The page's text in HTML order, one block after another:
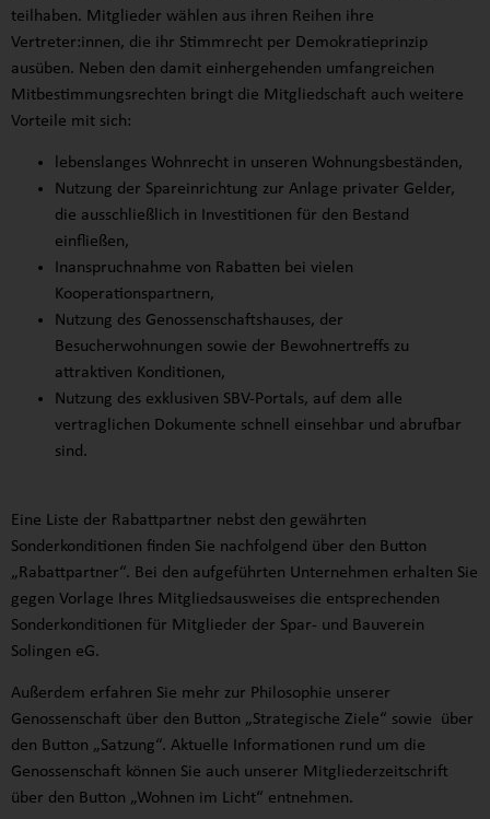
teilhaben. Mitglieder wählen aus ihren Reihen ihre
Vertreter:innen, die ihr Stimmrecht per Demokratieprinzip
ausüben. Neben den damit einhergehenden umfangreichen
Mitbestimmungsrechten bringt die Mitgliedschaft auch weitere
Vorteile mit sich:
lebenslanges Wohnrecht in unseren Wohnungsbeständen,
Nutzung der Spareinrichtung zur Anlage privater Gelder,
die ausschließlich in Investitionen für den Bestand
einfließen,
Inanspruchnahme von Rabatten bei vielen
Kooperationspartnern,
Nutzung des Genossenschaftshauses, der
Besucherwohnungen sowie der Bewohnertreffs zu
attraktiven Konditionen,
Nutzung des exklusiven SBV-Portals, auf dem alle
vertraglichen Dokumente schnell einsehbar und abrufbar
sind.
Eine Liste der Rabattpartner nebst den gewährten
Sonderkonditionen finden Sie nachfolgend über den Button
„Rabattpartner“. Bei den aufgeführten Unternehmen erhalten Sie
gegen Vorlage Ihres Mitgliedsausweises die entsprechenden
Sonderkonditionen für Mitglieder der Spar- und Bauverein
Solingen eG.
Außerdem erfahren Sie mehr zur Philosophie unserer
Genossenschaft über den Button „Strategische Ziele“ sowie über
den Button „Satzung“. Aktuelle Informationen rund um die
Genossenschaft können Sie auch unserer Mitgliederzeitschrift
über den Button „Wohnen im Licht“ entnehmen.